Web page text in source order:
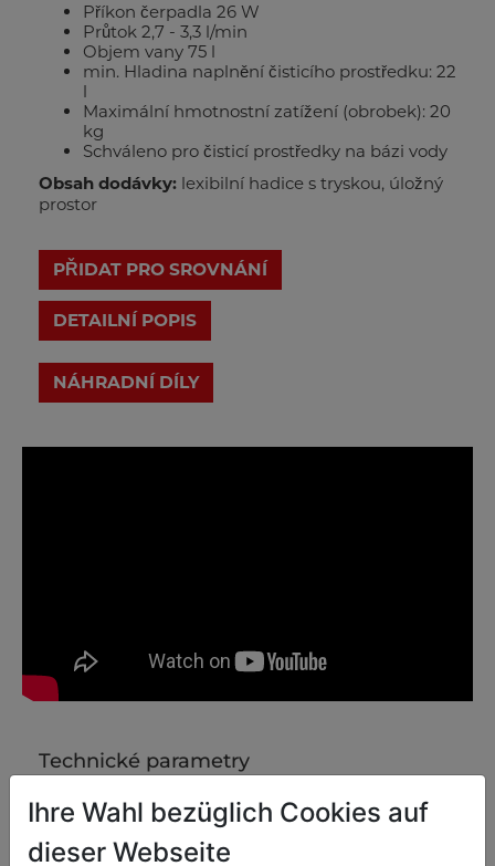
Příkon čerpadla 26 W
Průtok 2,7 - 3,3 l/min
Objem vany 75 l
min. Hladina naplnění čisticího prostředku: 22
l
Maximální hmotnostní zatížení (obrobek): 20
kg
Schváleno pro čisticí prostředky na bázi vody
Obsah dodávky: lexibilní hadice s tryskou, úložný
prostor
PŘIDAT PRO SROVNÁNÍ
DETAILNÍ POPIS
Technické parametry
Ihre Wahl bezüglich Cookies auf
dieser Webseite